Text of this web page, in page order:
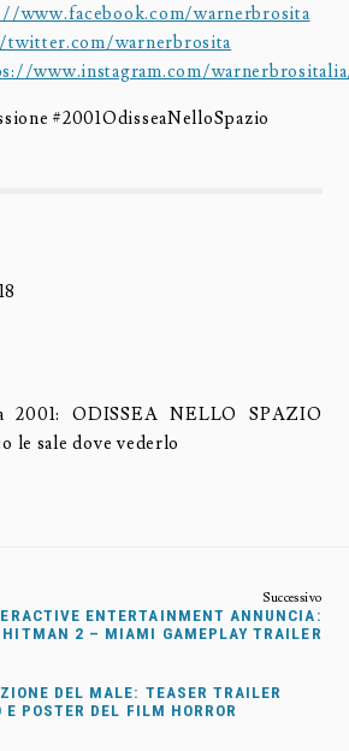
www.facebook.com/warnerbrosita
warnerbrosita
www.instagram.com/
#2001OdisseaNelloSpazio
2001: ODISSEA NELLO SPAZIO
le sale dove vederlo
ENTERTAINMENT ANNUNCIA:
HITMAN 2 – MIAMI GAMEPLAY TRAILER
DEL MALE: TEASER TRAILER
POSTER DEL FILM HORROR